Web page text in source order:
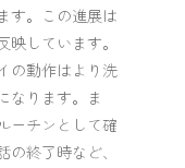
す。この進展は
しています。
の動作はより洗
なります。ま
ーチンとして確
終了時など、